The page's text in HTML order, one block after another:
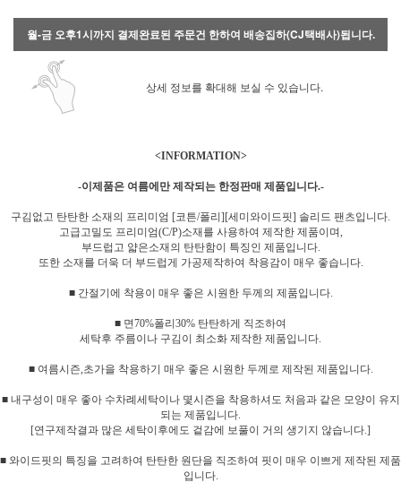
월-금 오후1시까지 결제완료된 주문건 한하여 배송집하(CJ택배사)됩니다.
상세 정보를 확대해 보실 수 있습니다.
<INFORMATION>
-이제품은 여름에만 제작되는 한정판매 제품입니다.-
구김없고 탄탄한 소재의 프리미엄 [코튼/폴리][세미와이드핏] 솔리드 팬츠입니다.
고급고밀도 프리미엄(C/P)소재를 사용하여 제작한 제품이며,
부드럽고 얇은소재의 탄탄함이 특징인 제품입니다.
또한 소재를 더욱 더 부드럽게 가공제작하여 착용감이 매우 좋습니다.
■ 간절기에 착용이 매우 좋은 시원한 두께의 제품입니다.
■ 면70%폴리30% 탄탄하게 직조하여
세탁후 주름이나 구김이 최소화 제작한 제품입니다.
■ 여름시즌,초가을 착용하기 매우 좋은 시원한 두께로 제작된 제품입니다.
■ 내구성이 매우 좋아 수차례세탁이나 몇시즌을 착용하셔도 처음과 같은 모양이 유지
되는 제품입니다.
[연구제작결과 많은 세탁이후에도 겉감에 보풀이 거의 생기지 않습니다.]
■ 와이드핏의 특징을 고려하여 탄탄한 원단을 직조하여 핏이 매우 이쁘게 제작된 제품
입니다.